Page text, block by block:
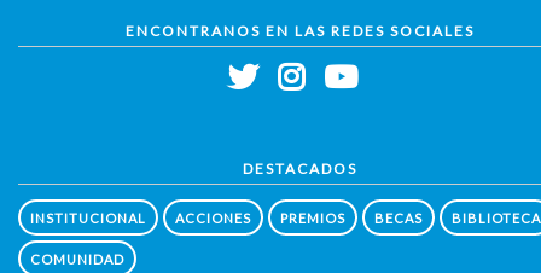
ENCONTRANOS EN LAS REDES SOCIALES
DESTACADOS
INSTITUCIONAL ACCIONES PREMIOS BECAS BIBLIOTECA
COMUNIDAD